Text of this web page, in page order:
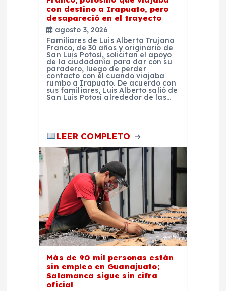
con destino a Irapuato, pero
desapareció en el trayecto
agosto 3, 2026
Familiares de Luis Alberto Trujano
Franco, de 30 años y originario de
San Luis Potosí, solicitan el apoyo
de la ciudadanía para dar con su
paradero, luego de perder
contacto con él cuando viajaba
rumbo a Irapuato. De acuerdo con
sus familiares, Luis Alberto salió de
San Luis Potosí alrededor de las…
LEER COMPLETO
Más de 90 mil personas están
sin empleo en Guanajuato;
Salamanca sigue sin cifra
oficial